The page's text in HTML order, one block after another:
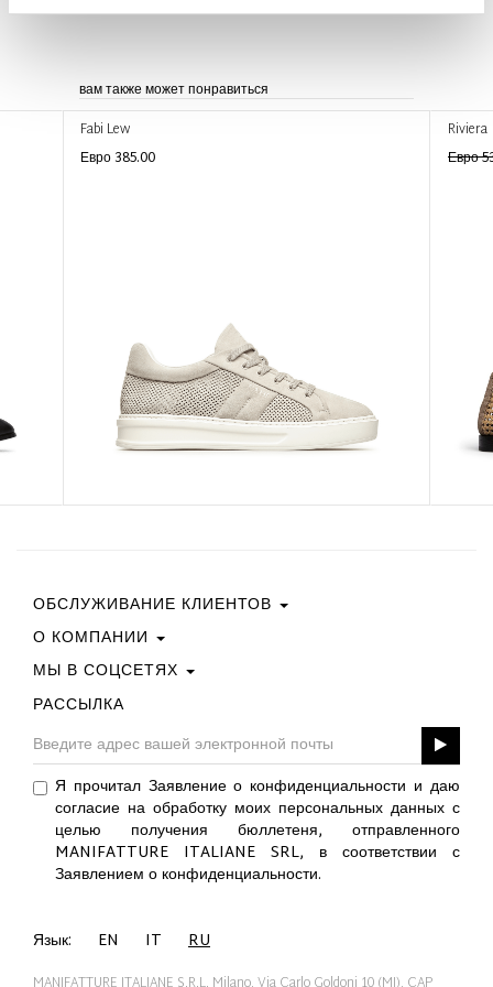
вам также может понравиться
Fabi Lew
Евро 385.00
Riviera
Евро
ОБСЛУЖИВАНИЕ КЛИЕНТОВ
Свяжитесь С Нами
Условия Покупки
Руководство По Выбору Размера
О КОМПАНИИ
Политика Конфиденциальности
Политика В Отношении Файлов Cookie
GPSR
МЫ В СОЦСЕТЯХ
Facebook
Instagram
Pinterest
Twitter
YouTube
LinkedIn
РАССЫЛКА
Я прочитал Заявление о конфиденциальности и даю
согласие на обработку моих персональных данных с
целью получения бюллетеня, отправленного
MANIFATTURE ITALIANE SRL, в соответствии с
Заявлением о конфиденциальности.
Язык: EN IT RU